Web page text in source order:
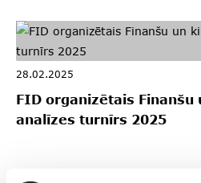
28.02.2025
FID organizētais Finanšu
analīzes turnīrs 2025